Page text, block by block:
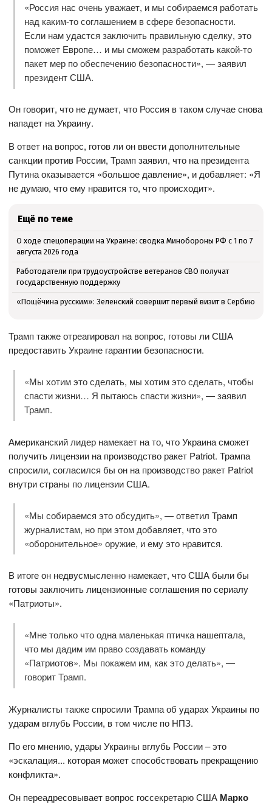
«Россия нас очень уважает, и мы собираемся работать
над каким-то соглашением в сфере безопасности.
Если нам удастся заключить правильную сделку, это
поможет Европе… и мы сможем разработать какой-то
пакет мер по обеспечению безопасности», — заявил
президент США.
Он говорит, что не думает, что Россия в таком случае снова
нападет на Украину.
В ответ на вопрос, готов ли он ввести дополнительные
санкции против России, Трамп заявил, что на президента
Путина оказывается «большое давление», и добавляет: «Я
не думаю, что ему нравится то, что происходит».
Ещё по теме
О ходе спецоперации на Украине: сводка Минобороны РФ с 1 по 7
августа 2026 года
Работодатели при трудоустройстве ветеранов СВО получат
государственную поддержку
«Пощёчина русским»: Зеленский совершит первый визит в Сербию
Трамп также отреагировал на вопрос, готовы ли США
предоставить Украине гарантии безопасности.
«Мы хотим это сделать, мы хотим это сделать, чтобы
спасти жизни… Я пытаюсь спасти жизни», — заявил
Трамп.
Американский лидер намекает на то, что Украина сможет
получить лицензии на производство ракет Patriot. Трампа
спросили, согласился бы он на производство ракет Patriot
внутри страны по лицензии США.
«Мы собираемся это обсудить», — ответил Трамп
журналистам, но при этом добавляет, что это
«оборонительное» оружие, и ему это нравится.
В итоге он недвусмысленно намекает, что США были бы
готовы заключить лицензионные соглашения по сериалу
«Патриоты».
«Мне только что одна маленькая птичка нашептала,
что мы дадим им право создавать команду
«Патриотов». Мы покажем им, как это делать», —
говорит Трамп.
Журналисты также спросили Трампа об ударах Украины по
ударам вглубь России, в том числе по НПЗ.
По его мнению, удары Украины вглубь России – это
«эскалация... которая может способствовать прекращению
конфликта».
Он переадресовывает вопрос госсекретарю США Марко